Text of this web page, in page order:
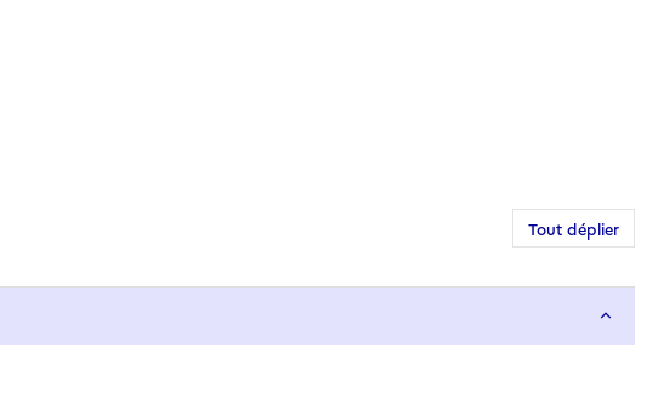
Tout déplier